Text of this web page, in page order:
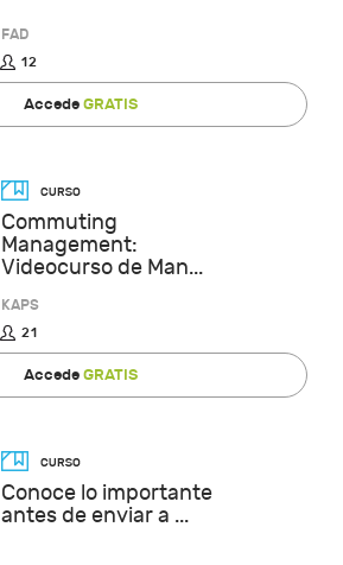
FAD
12
AccedeGRATIS
Commuting
Management:
Videocurso de Man...
KAPS
21
AccedeGRATIS
Conoce lo importante
antes de enviar a ...